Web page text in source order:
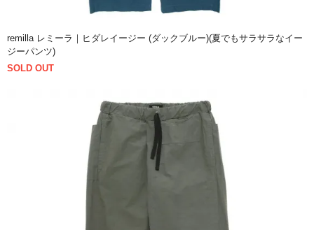
remilla レミーラ｜ヒダレイージー (ダックブルー)(夏でもサラサラなイー
ジーパンツ)
SOLD OUT